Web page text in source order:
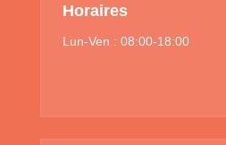
Horaires
Lun-Ven : 08:00-18:00